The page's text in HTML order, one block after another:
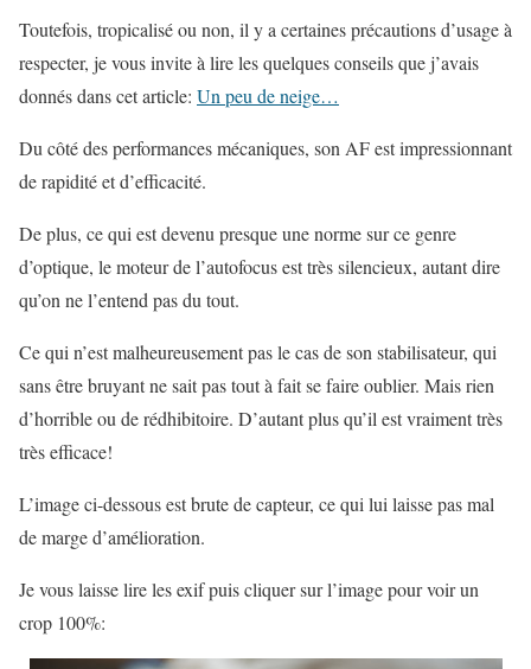
Toutefois, tropicalisé ou non, il y a certaines précautions d’usage à
respecter, je vous invite à lire les quelques conseils que j’avais
donnés dans cet article: Un peu de neige…
Du côté des performances mécaniques, son AF est impressionnant
de rapidité et d’efficacité.
De plus, ce qui est devenu presque une norme sur ce genre
d’optique, le moteur de l’autofocus est très silencieux, autant dire
qu’on ne l’entend pas du tout.
Ce qui n’est malheureusement pas le cas de son stabilisateur, qui
sans être bruyant ne sait pas tout à fait se faire oublier. Mais rien
d’horrible ou de rédhibitoire. D’autant plus qu’il est vraiment très
très efficace!
L’image ci-dessous est brute de capteur, ce qui lui laisse pas mal
de marge d’amélioration.
Je vous laisse lire les exif puis cliquer sur l’image pour voir un
crop 100%: